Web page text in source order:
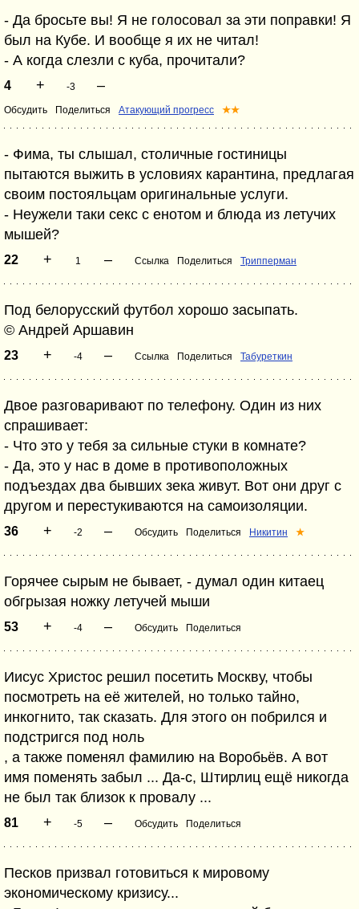
- Да бросьте вы! Я не голосовал за эти поправки! Я
был на Кубе. И вообще я их не читал!
- А когда слезли с куба, прочитали?
4 + -3 –
Обсудить Поделиться Атакующий прогресс ★★
- Фима, ты слышал, столичные гостиницы
пытаются выжить в условиях карантина, предлагая
своим постояльцам оригинальные услуги.
- Неужели таки секс с енотом и блюда из летучих
мышей?
22 + 1 – Ссылка Поделиться Трипперман
Под белорусский футбол хорошо засыпать.
© Андрей Аршавин
23 + -4 – Ссылка Поделиться Табуреткин
Двое разговаривают по телефону. Один из них
спрашивает:
- Что это у тебя за сильные стуки в комнате?
- Да, это у нас в доме в противоположных
подъездах два бывших зека живут. Вот они друг с
другом и перестукиваются на самоизоляции.
36 + -2 – Обсудить Поделиться Никитин ★
Горячее сырым не бывает, - думал один китаец
обгрызая ножку летучей мыши
53 + -4 – Обсудить Поделиться
Иисус Христос решил посетить Москву, чтобы
посмотреть на её жителей, но только тайно,
инкогнито, так сказать. Для этого он побрился и
подстригся под ноль
, а также поменял фамилию на Воробьёв. А вот
имя поменять забыл ... Да-с, Штирлиц ещё никогда
не был так близок к провалу ...
81 + -5 – Обсудить Поделиться
Песков призвал готовиться к мировому
экономическому кризису...